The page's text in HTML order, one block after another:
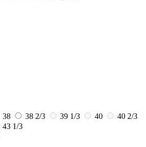
38 38 2/3 39 1/3 40
40 2/3
43 1/3